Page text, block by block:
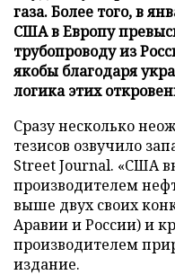
газа. Более того, в
США в Европу
трубопроводу из
якобы благодаря
логика этих
Сразу несколько
тезисов озвучило
Street Journal. «США
производителем
выше двух своих
Аравии и России) и
производителем
издание.